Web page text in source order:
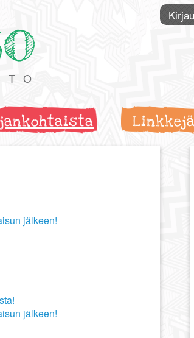
Linkkejä
jälkeen!
jälkeen!